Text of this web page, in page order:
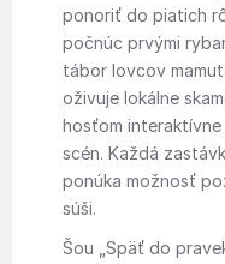
ponoriť do piatich
počnúc prvými
tábor lovcov
oživuje lokálne
hosťom
scén. Každá
ponúka možnosť
súši.
Šou „Späť do